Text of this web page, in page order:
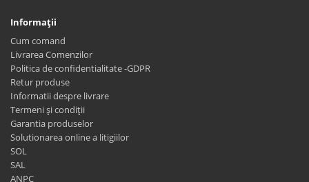
Informaţii
Cum comand
Livrarea Comenzilor
Politica de confidentialitate -GDPR
Retur produse
Informatii despre livrare
Termeni și condiții
Garantia produselor
Solutionarea online a litigiilor
SOL
SAL
ANPC